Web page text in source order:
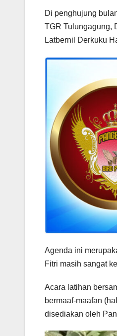
Di penghujung
TGR Tulungagung,
Latbernil Derkuku
Agenda ini
Fitri masih sangat
Acara latihan
bermaaf-maafan
disediakan oleh